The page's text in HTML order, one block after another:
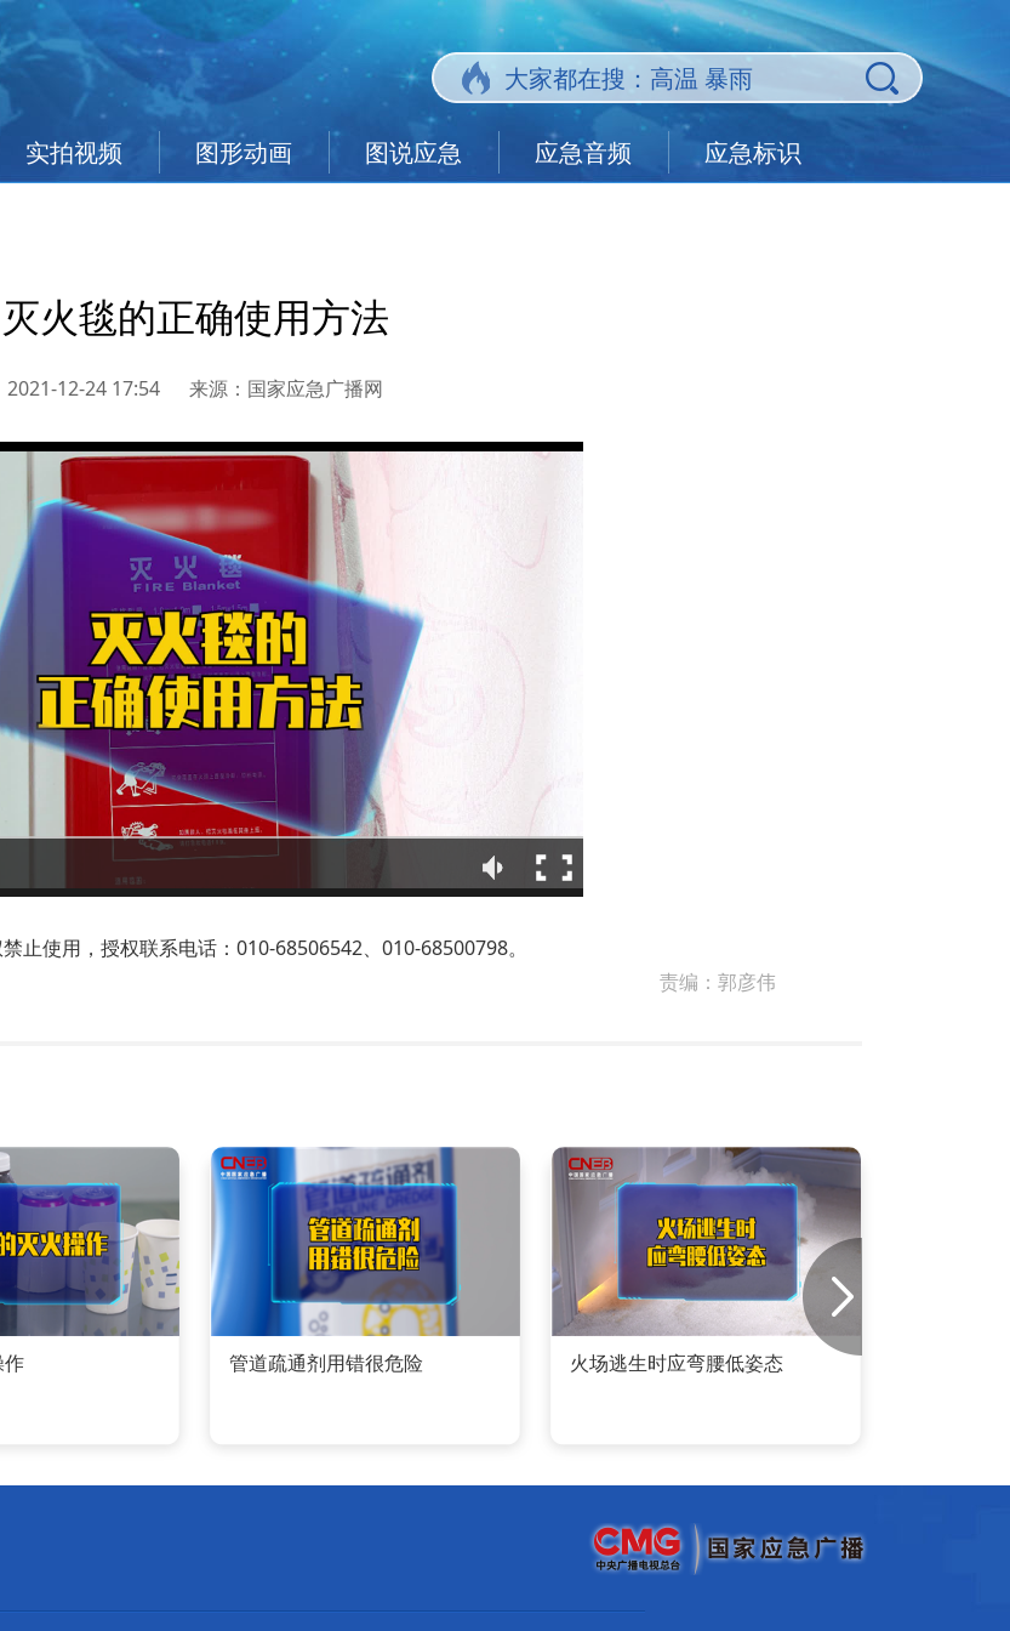
实拍视频 图形动画 图说应急 应急音频 应急标识
灭火毯的正确使用方法
2021-12-24 17:54 来源： 国家应急广播网
使用，授权联系电话：010-68506542、010-68500798。
责编： 郭彦伟
管道疏通剂用错很危险 火场逃生时应弯腰低姿态